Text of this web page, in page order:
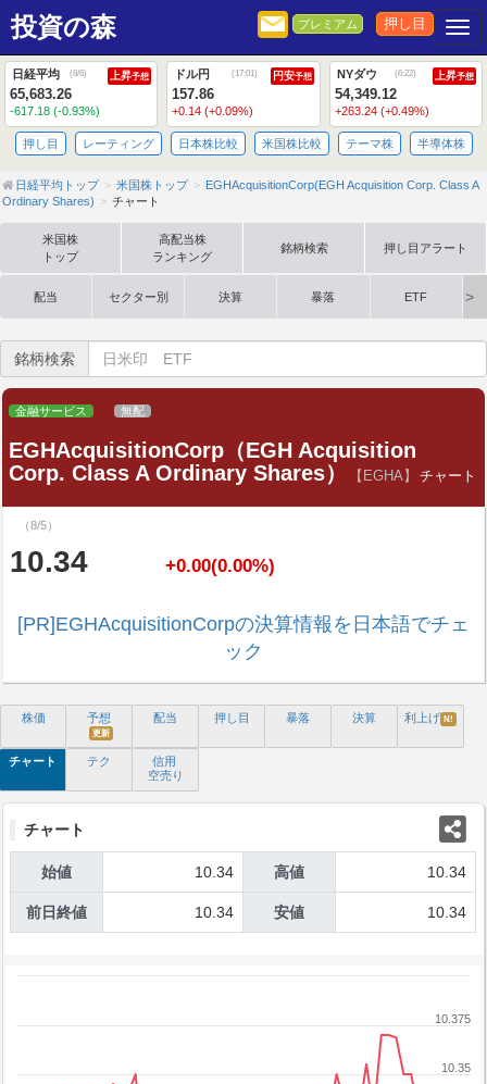
投資の森 プレミアム 押し目
日経平均 (8/6) 上昇予想
65,683.26
-617.18 (-0.93%)
ドル円 (17:01) 円安予想
157.86
+0.14 (+0.09%)
NYダウ (6:22) 上昇予想
54,349.12
+263.24 (+0.49%)
押し目 レーティング 日本株比較 米国株比較 テーマ株 半導体株
日経平均トップ 米国株トップ
EGHAcquisitionCorp(EGH Acquisition Corp. Class A
Ordinary Shares)
チャート
米国株
トップ
高配当株
ランキング
銘柄検索 押し目アラート
配当 セクター別 決算 暴落 ETF
銘柄検索
金融サービス 無配
EGHAcquisitionCorp（EGH Acquisition
Corp. Class A Ordinary Shares）
【EGHA】 チャート
（8/5）
10.34 +0.00(0.00%)
[PR]EGHAcquisitionCorpの決算情報を日本語でチェ
ック
株価 予想
更新
配当 押し目 暴落 決算 利上げ N!
チャート テク
信用
空売り
チャート
始値 10.34 高値 10.34
前日終値 10.34 安値 10.34
10.35
10.375